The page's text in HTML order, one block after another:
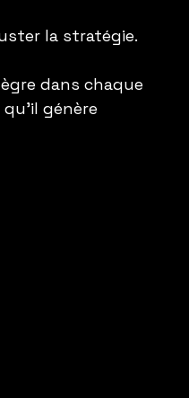
la stratégie.
dans chaque
génère